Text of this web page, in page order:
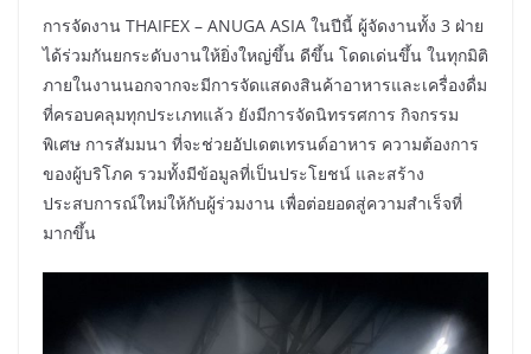
การจัดงาน THAIFEX – ANUGA ASIA ในปีนี้ ผู้จัดงานทั้ง 3 ฝ่าย
ได้ร่วมกันยกระดับงานให้ยิ่งใหญ่ขึ้น ดีขึ้น โดดเด่นขึ้น ในทุกมิติ
ภายในงานนอกจากจะมีการจัดแสดงสินค้าอาหารและเครื่องดื่ม
ที่ครอบคลุมทุกประเภทแล้ว ยังมีการจัดนิทรรศการ กิจกรรม
พิเศษ การสัมมนา ที่จะช่วยอัปเดตเทรนด์อาหาร ความต้องการ
ของผู้บริโภค รวมทั้งมีข้อมูลที่เป็นประโยชน์ และสร้าง
ประสบการณ์ใหม่ให้กับผู้ร่วมงาน เพื่อต่อยอดสู่ความสำเร็จที่
มากขึ้น